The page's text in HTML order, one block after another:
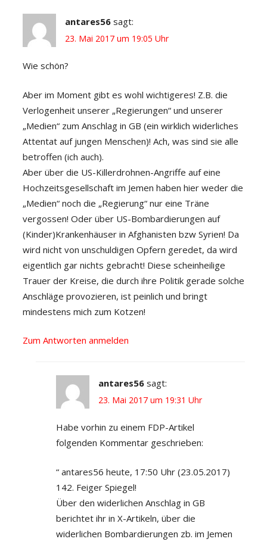
antares56 sagt:
23. Mai 2017 um 19:05 Uhr
Wie schön?
Aber im Moment gibt es wohl wichtigeres! Z.B. die
Verlogenheit unserer „Regierungen“ und unserer
„Medien“ zum Anschlag in GB (ein wirklich widerliches
Attentat auf jungen Menschen)! Ach, was sind sie alle
betroffen (ich auch).
Aber über die US-Killerdrohnen-Angriffe auf eine
Hochzeitsgesellschaft im Jemen haben hier weder die
„Medien“ noch die „Regierung“ nur eine Träne
vergossen! Oder über US-Bombardierungen auf
(Kinder)Krankenhäuser in Afghanisten bzw Syrien! Da
wird nicht von unschuldigen Opfern geredet, da wird
eigentlich gar nichts gebracht! Diese scheinheilige
Trauer der Kreise, die durch ihre Politik gerade solche
Anschläge provozieren, ist peinlich und bringt
mindestens mich zum Kotzen!
Zum Antworten anmelden
antares56 sagt:
23. Mai 2017 um 19:31 Uhr
Habe vorhin zu einem FDP-Artikel
folgenden Kommentar geschrieben:
“ antares56 heute, 17:50 Uhr (23.05.2017)
142. Feiger Spiegel!
Über den widerlichen Anschlag in GB
berichtet ihr in X-Artikeln, über die
widerlichen Bombardierungen zb. im Jemen